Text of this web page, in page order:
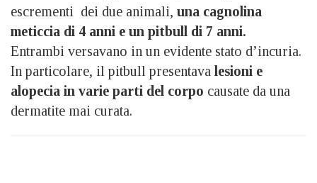
escrementi dei due animali, una cagnolina
meticcia di 4 anni e un pitbull di 7 anni.
Entrambi versavano in un evidente stato d’incuria.
In particolare, il pitbull presentava lesioni e
alopecia in varie parti del corpo causate da una
dermatite mai curata.